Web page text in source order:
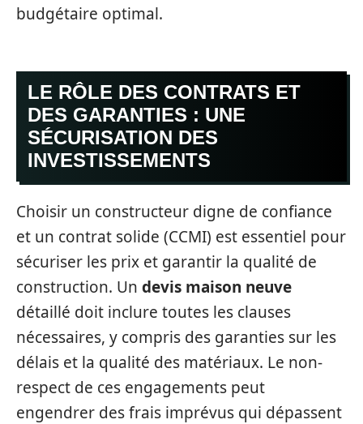
budgétaire optimal.
LE RÔLE DES CONTRATS ET
DES GARANTIES : UNE
SÉCURISATION DES
INVESTISSEMENTS
Choisir un constructeur digne de confiance
et un contrat solide (CCMI) est essentiel pour
sécuriser les prix et garantir la qualité de
construction. Un devis maison neuve
détaillé doit inclure toutes les clauses
nécessaires, y compris des garanties sur les
délais et la qualité des matériaux. Le non-
respect de ces engagements peut
engendrer des frais imprévus qui dépassent